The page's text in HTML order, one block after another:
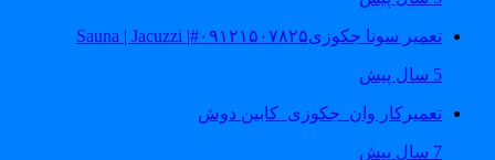
تعمیر سونا جکوزی۰۹۱۲۱۵۰۷۸۲۵#| Sauna | Jacuzzi
تعمیرکار وان_جکوزی_کابین دوش